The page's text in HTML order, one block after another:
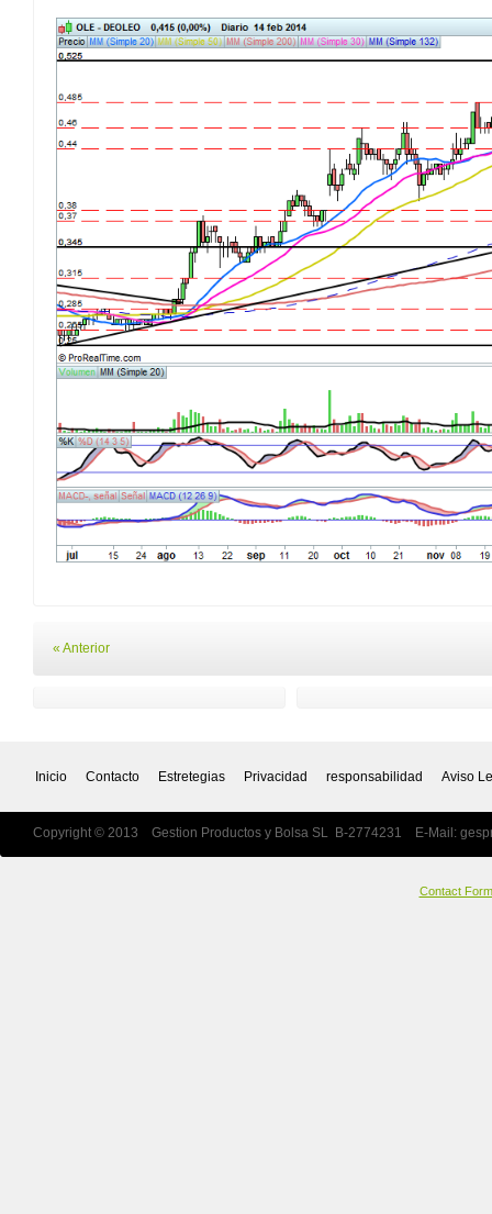
« Anterior
Inicio Contacto Estretegias Privacidad responsabilidad Aviso
Copyright © 2013 Gestion Productos y Bolsa SL B-2774231 E-Mail:
Contact Form